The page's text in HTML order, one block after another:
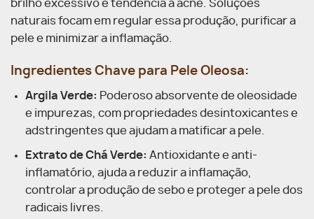
brilho excessivo e tendência a acne. Soluções
naturais focam em regular essa produção, purificar a
pele e minimizar a inflamação.
Ingredientes Chave para Pele Oleosa:
Argila Verde: Poderoso absorvente de oleosidade
e impurezas, com propriedades desintoxicantes e
adstringentes que ajudam a matificar a pele.
Extrato de Chá Verde: Antioxidante e anti-
inflamatório, ajuda a reduzir a inflamação,
controlar a produção de sebo e proteger a pele dos
radicais livres.